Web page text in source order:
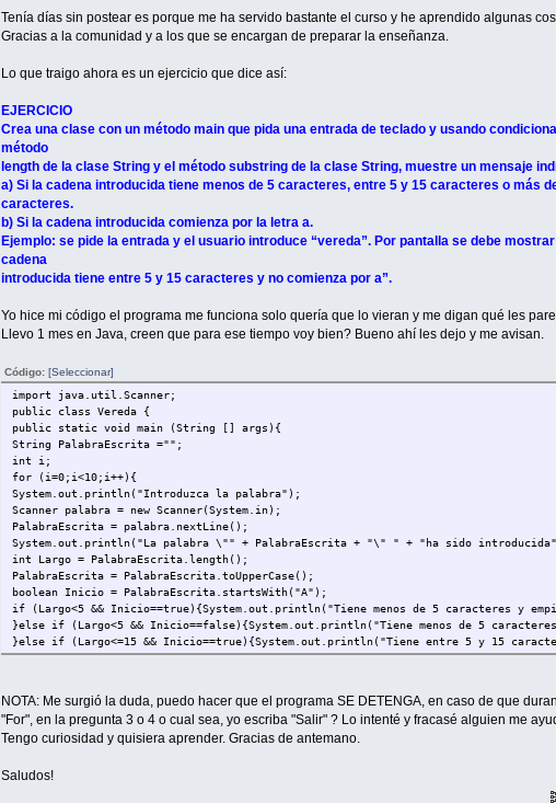
Tenía días sin postear es porque me ha servido bastante el curso y he aprendido algunas
Gracias a la comunidad y a los que se encargan de preparar la enseñanza.
Lo que traigo ahora es un ejercicio que dice así:
EJERCICIO
Crea una clase con un método main que pida una entrada de teclado y usando
método
length de la clase String y el método substring de la clase String, muestre un mensaje
a) Si la cadena introducida tiene menos de 5 caracteres, entre 5 y 15 caracteres o más
caracteres.
b) Si la cadena introducida comienza por la letra a.
Ejemplo: se pide la entrada y el usuario introduce “vereda”. Por pantalla se debe
cadena
introducida tiene entre 5 y 15 caracteres y no comienza por a”.
Yo hice mi código el programa me funciona solo quería que lo vieran y me digan qué les
Llevo 1 mes en Java, creen que para ese tiempo voy bien? Bueno ahí les dejo y me avisan.
Código: [Seleccionar]
import java.util.Scanner;
public class Vereda {
public static void main (String [] args){
String PalabraEscrita ="";
int i;
for (i=0;i<10;i++){
System.out.println("Introduzca la palabra");
Scanner palabra = new Scanner(System.in);
PalabraEscrita = palabra.nextLine();
System.out.println("La palabra \"" + PalabraEscrita + "\" " + "ha sido
int Largo = PalabraEscrita.length();
PalabraEscrita = PalabraEscrita.toUpperCase();
boolean Inicio = PalabraEscrita.startsWith("A");
if (Largo<5 && Inicio==true){System.out.println("Tiene menos de 5 caracteres y
}else if (Largo<5 && Inicio==false){System.out.println("Tiene menos de 5
}else if (Largo<=15 && Inicio==true){System.out.println("Tiene entre 5 y 15
}else if (Largo<=15 && Inicio==false){System.out.println("Tiene entre 5 y 15
}else if (Largo>15 && Inicio==true){System.out.println("Tiene más de 15
}else if (Largo>15 && Inicio==false){System.out.println("Tiene más de 15
}
}
}
NOTA: Me surgió la duda, puedo hacer que el programa SE DETENGA, en caso de que
"For", en la pregunta 3 o 4 o cual sea, yo escriba "Salir" ? Lo intenté y fracasé alguien me
Tengo curiosidad y quisiera aprender. Gracias de antemano.
Saludos!